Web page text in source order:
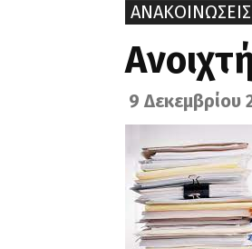
ΑΝΑΚΟΙΝΩΣΕΙΣ
9 Δεκεμβρίου